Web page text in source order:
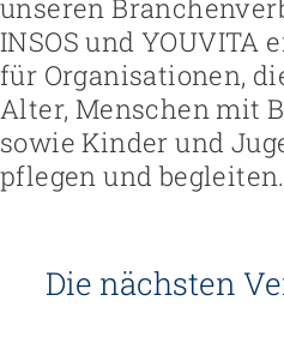
unseren
INSOS und YOUVITA
für Organisationen,
Alter, Menschen mit
sowie Kinder und
pflegen und begleiten.
Die nächsten